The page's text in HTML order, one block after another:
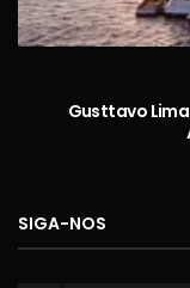
Gusttavo
SIGA-NOS